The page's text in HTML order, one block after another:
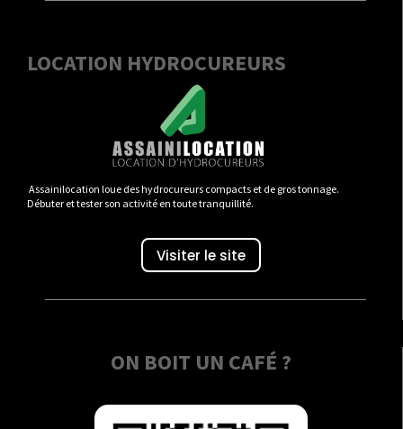
LOCATION HYDROCUREURS
Assainilocation loue des hydrocureurs compacts et de gros tonnage.
Débuter et tester son activité en toute tranquillité.
Visiter le site
ON BOIT UN CAFÉ ?